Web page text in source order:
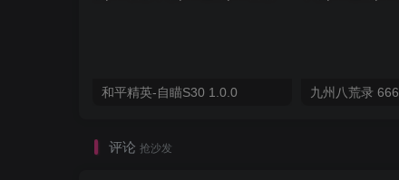
和平精英-自瞄S30 1.0.0 九州八荒录 666
评论 抢沙发